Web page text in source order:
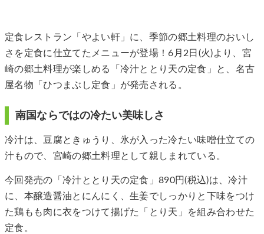
定食レストラン「やよい軒」に、季節の郷土料理のおいし
さを定食に仕立てたメニューが登場！6月2日(火)より、宮
崎の郷土料理が楽しめる「冷汁ととり天の定食」と、名古
屋名物「ひつまぶし定食」が発売される。
南国ならではの冷たい美味しさ
冷汁は、豆腐ときゅうり、氷が入った冷たい味噌仕立ての
汁もので、宮崎の郷土料理として親しまれている。
今回発売の「冷汁ととり天の定食」890円(税込)は、冷汁
に、本醸造醤油とにんにく、生姜でしっかりと下味をつけ
た鶏もも肉に衣をつけて揚げた「とり天」を組み合わせた
定食。